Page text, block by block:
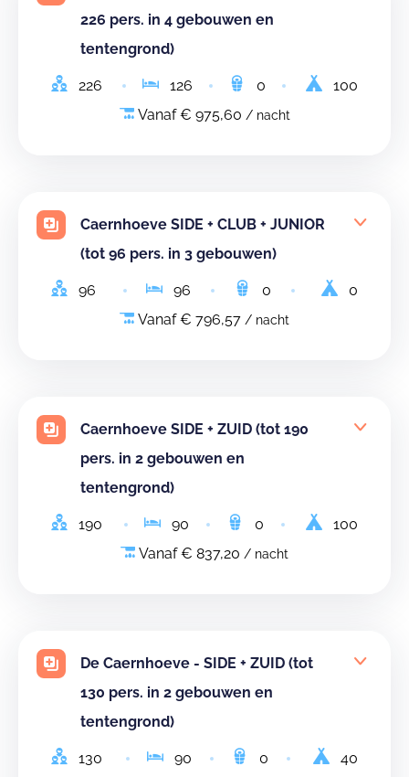
226 pers. in 4 gebouwen en
tentengrond)
226 126 0
100
Vanaf € 975,60 / nacht
Caernhoeve SIDE + CLUB + JUNIOR
(tot 96 pers. in 3 gebouwen)
96 96 0
0
Vanaf € 796,57 / nacht
Caernhoeve SIDE + ZUID (tot 190
pers. in 2 gebouwen en
tentengrond)
190 90 0
100
Vanaf € 837,20 / nacht
De Caernhoeve - SIDE + ZUID (tot
130 pers. in 2 gebouwen en
tentengrond)
130 90 0 40